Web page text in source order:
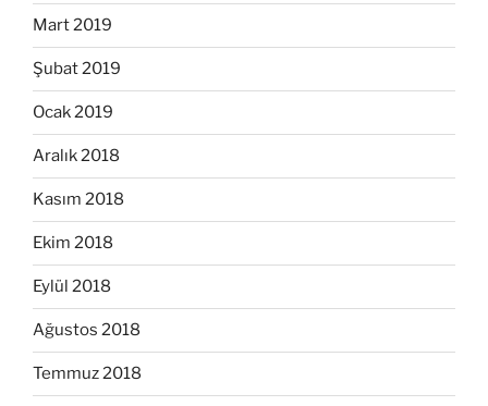
Mart 2019
Şubat 2019
Ocak 2019
Aralık 2018
Kasım 2018
Ekim 2018
Eylül 2018
Ağustos 2018
Temmuz 2018